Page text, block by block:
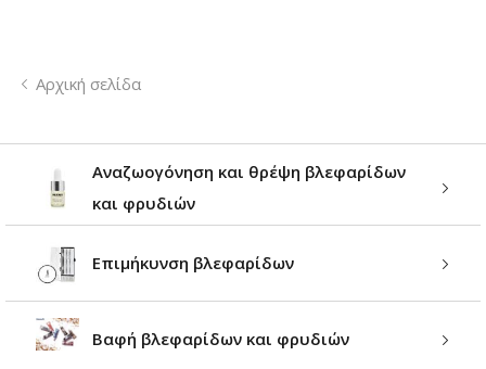
Αρχική σελίδα
Αναζωογόνηση και θρέψη βλεφαρίδων
και φρυδιών
Επιμήκυνση βλεφαρίδων
Βαφή βλεφαρίδων και φρυδιών